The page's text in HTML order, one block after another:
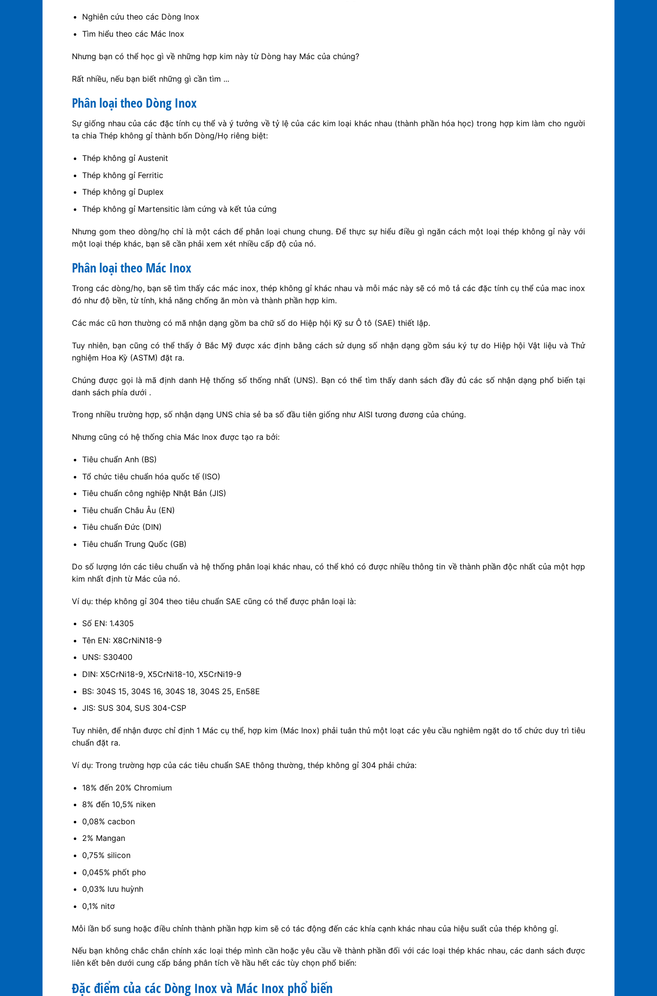
Nghiên cứu theo các Dòng Inox
Tìm hiểu theo các Mác Inox
Nhưng bạn có thể học gì về những hợp kim này từ Dòng hay Mác của chúng?
Rất nhiều, nếu bạn biết những gì cần tìm ...
Phân loại theo Dòng Inox
Sự giống nhau của các đặc tính cụ thể và ý tưởng về tỷ lệ của các kim loại khác nhau (thành phần hóa học) trong hợp kim làm cho người
ta chia Thép không gỉ thành bốn Dòng/Họ riêng biệt:
Thép không gỉ Austenit
Thép không gỉ Ferritic
Thép không gỉ Duplex
Thép không gỉ Martensitic làm cứng và kết tủa cứng
Nhưng gom theo dòng/họ chỉ là một cách để phân loại chung chung. Để thực sự hiểu điều gì ngăn cách một loại thép không gỉ này với
một loại thép khác, bạn sẽ cần phải xem xét nhiều cấp độ của nó.
Phân loại theo Mác Inox
Trong các dòng/họ, bạn sẽ tìm thấy các mác inox, thép không gỉ khác nhau và mỗi mác này sẽ có mô tả các đặc tính cụ thể của mac inox
đó như độ bền, từ tính, khả năng chống ăn mòn và thành phần hợp kim.
Các mác cũ hơn thường có mã nhận dạng gồm ba chữ số do Hiệp hội Kỹ sư Ô tô (SAE) thiết lập.
Tuy nhiên, bạn cũng có thể thấy ở Bắc Mỹ được xác định bằng cách sử dụng số nhận dạng gồm sáu ký tự do Hiệp hội Vật liệu và Thử
nghiệm Hoa Kỳ (ASTM) đặt ra.
Chúng được gọi là mã định danh Hệ thống số thống nhất (UNS). Bạn có thể tìm thấy danh sách đầy đủ các số nhận dạng phổ biến tại
danh sách phía dưới .
Trong nhiều trường hợp, số nhận dạng UNS chia sẻ ba số đầu tiên giống như AISI tương đương của chúng.
Nhưng cũng có hệ thống chia Mác Inox được tạo ra bởi:
Tiêu chuẩn Anh (BS)
Tổ chức tiêu chuẩn hóa quốc tế (ISO)
Tiêu chuẩn công nghiệp Nhật Bản (JIS)
Tiêu chuẩn Châu Âu (EN)
Tiêu chuẩn Đức (DIN)
Tiêu chuẩn Trung Quốc (GB)
Do số lượng lớn các tiêu chuẩn và hệ thống phân loại khác nhau, có thể khó có được nhiều thông tin về thành phần độc nhất của một hợp
kim nhất định từ Mác của nó.
Ví dụ: thép không gỉ 304 theo tiêu chuẩn SAE cũng có thể được phân loại là:
Số EN: 1.4305
Tên EN: X8CrNiN18-9
UNS: S30400
DIN: X5CrNi18-9, X5CrNi18-10, X5CrNi19-9
BS: 304S 15, 304S 16, 304S 18, 304S 25, En58E
JIS: SUS 304, SUS 304-CSP
Tuy nhiên, để nhận được chỉ định 1 Mác cụ thể, hợp kim (Mác Inox) phải tuân thủ một loạt các yêu cầu nghiêm ngặt do tổ chức duy trì tiêu
chuẩn đặt ra.
Ví dụ: Trong trường hợp của các tiêu chuẩn SAE thông thường, thép không gỉ 304 phải chứa:
18% đến 20% Chromium
8% đến 10,5% niken
0,08% cacbon
2% Mangan
0,75% silicon
0,045% phốt pho
0,03% lưu huỳnh
0,1% nitơ
Mỗi lần bổ sung hoặc điều chỉnh thành phần hợp kim sẽ có tác động đến các khía cạnh khác nhau của hiệu suất của thép không gỉ.
Nếu bạn không chắc chắn chính xác loại thép mình cần hoặc yêu cầu về thành phần đối với các loại thép khác nhau, các danh sách được
liên kết bên dưới cung cấp bảng phân tích về hầu hết các tùy chọn phổ biến:
Đặc điểm của các Dòng Inox và Mác Inox phổ biến